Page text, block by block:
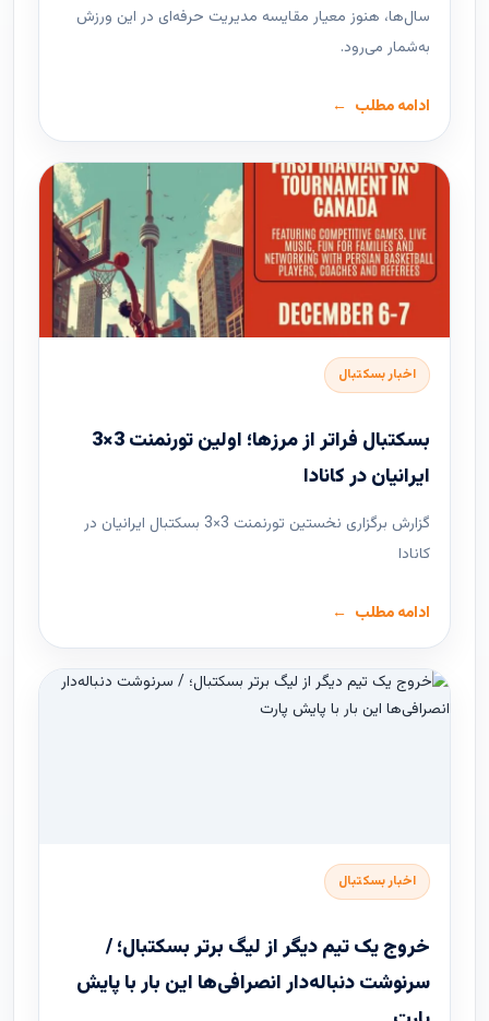
سال‌ها، هنوز معیار مقایسه مدیریت حرفه‌ای در این ورزش
به‌شمار می‌رود.
ادامه مطلب
اخبار بسکتبال
بسکتبال فراتر از مرزها؛ اولین تورنمنت 3×3
ایرانیان در کانادا
گزارش برگزاری نخستین تورنمنت 3×3 بسکتبال ایرانیان در
کانادا
ادامه مطلب
اخبار بسکتبال
خروج یک تیم دیگر از لیگ برتر بسکتبال؛ /
سرنوشت دنباله‌دار انصرافی‌ها این بار با پایش